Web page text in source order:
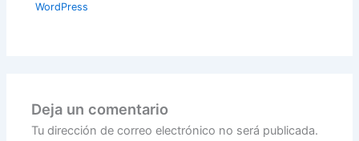
WordPress
Deja un comentario
Tu dirección de correo electrónico no será publicada.